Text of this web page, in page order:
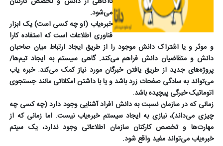
می‌شود.
خبره‌یاب (او چه کسی است) یک ابزار
فناوری اطلاعات است که استفاده کارا
و موثر و یا اشتراک دانش موجود را از طریق ایجاد ارتباط میان صاحبان
دانش و متقاضیان دانش فراهم می‌کند. گاهی سیستم به ایجاد تیم‌ها/
پروژه‌های جدید از طریق یافتن خبرگان مورد نیاز کمک می‌کند. خبره یاب
می‌تواند به سادگی صفحات زرد باشد و یا با داشتن امکاناتی مانند جستجوی
اتوماتیک خبرگی پیچیده باشد.
زمانی که در سازمان نسبت به دانش افراد آشنایی وجود دارد (چه کسی چه
چیزی می‌داند)، نیازی به ایجاد سیستم خبره‌یاب نیست. اما زمانی که از
مهارت‌ها و تخصص کارکنان سازمان اطلاعاتی وجود ندارد، یک سیتم
خبره‌یاب می‌تواند مفید واقع شود.